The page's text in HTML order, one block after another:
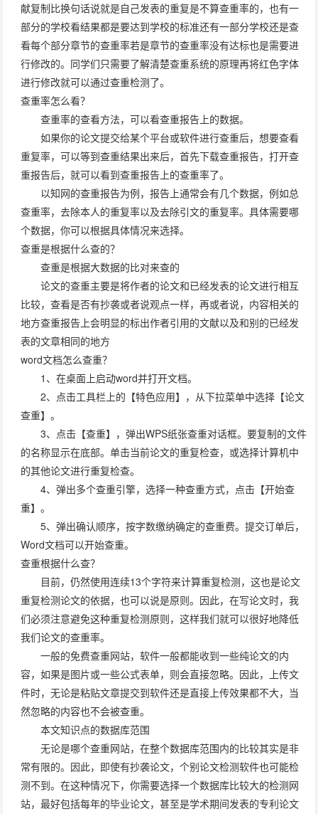
献复制比换句话说就是自己发表的重复是不算查重率的，也有一
部分的学校看结果都是要达到学校的标准还有一部分学校还是查
看每个部分章节的查重率若是章节的查重率没有达标也是需要进
行修改的。同学们只需要了解清楚查重系统的原理再将红色字体
进行修改就可以通过查重检测了。
查重率怎么看？
查重率的查看方法，可以看查重报告上的数据。
如果你的论文提交给某个平台或软件进行查重后，想要查看
重复率，可以等到查重结果出来后，首先下载查重报告，打开查
重报告后，就可以看到查重报告上的查重率了。
以知网的查重报告为例，报告上通常会有几个数据，例如总
查重率，去除本人的重复率以及去除引文的重复率。具体需要哪
个数据，你可以根据具体情况来选择。
查重是根据什么查的？
查重是根据大数据的比对来查的
论文的查重主要是将作者的论文和已经发表的论文进行相互
比较，查看是否有抄袭或者说观点一样，再或者说，内容相关的
地方查重报告上会明显的标出作者引用的文献以及和别的已经发
表的文章相同的地方
word文档怎么查重？
1、在桌面上启动word并打开文档。
2、点击工具栏上的【特色应用】，从下拉菜单中选择【论文
查重】。
3、点击【查重】，弹出WPS纸张查重对话框。要复制的文件
的名称显示在底部。单击当前论文的重复检查，或选择计算机中
的其他论文进行重复检查。
4、弹出多个查重引擎，选择一种查重方式，点击【开始查
重】。
5、弹出确认顺序，按字数缴纳确定的查重费。提交订单后，
Word文档可以开始查重。
查重根据什么查？
目前，仍然使用连续13个字符来计算重复检测，这也是论文
重复检测论文的依据，也可以说是原则。因此，在写论文时，我
们必须注意避免这种重复检测原则，这样我们就可以很好地降低
我们论文的查重率。
一般的免费查重网站，软件一般都能收到一些纯论文的内
容，如果是图片或一些公式表单，则会直接忽略。因此，上传文
件时，无论是粘贴文章提交到软件还是直接上传效果都不大，当
然忽略的内容也不会被查重。
本文知识点的数据库范围
无论是哪个查重网站，在整个数据库范围内的比较其实是非
常有限的。因此，即使有抄袭论文，个别论文检测软件也可能检
测不到。在这种情况下，你需要选择一个数据库比较大的检测网
站，最好包括每年的毕业论文，甚至是学术期间发表的专利论文